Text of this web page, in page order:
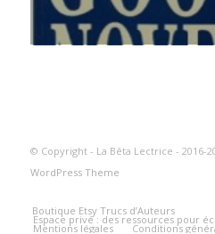
© Copyright - La Bêta Lectrice - 2016-
WordPress Theme
Boutique Etsy Trucs d’Auteurs
Espace privé : des ressources pour
Mentions légales Conditions